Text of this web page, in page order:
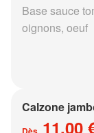
Base sauce
oignons, oeuf
Calzone
11.00